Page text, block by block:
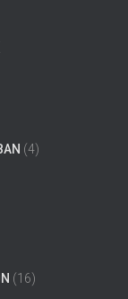
(4)
(16)